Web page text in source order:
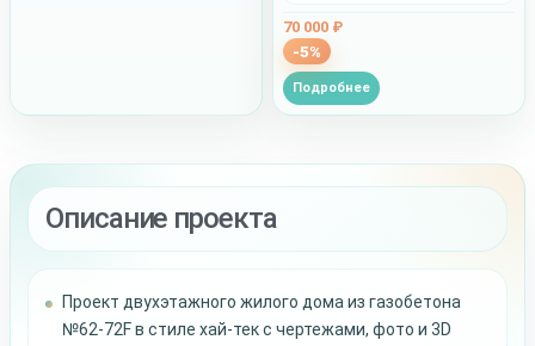
70 000 ₽
-5%
Подробнее
Описание проекта
Проект двухэтажного жилого дома из газобетона
№62-72F в стиле хай-тек с чертежами, фото и 3D